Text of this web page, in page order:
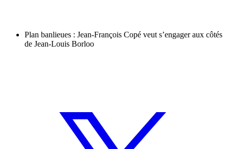
Plan banlieues : Jean-François Copé veut s’engager aux côtés
de Jean-Louis Borloo